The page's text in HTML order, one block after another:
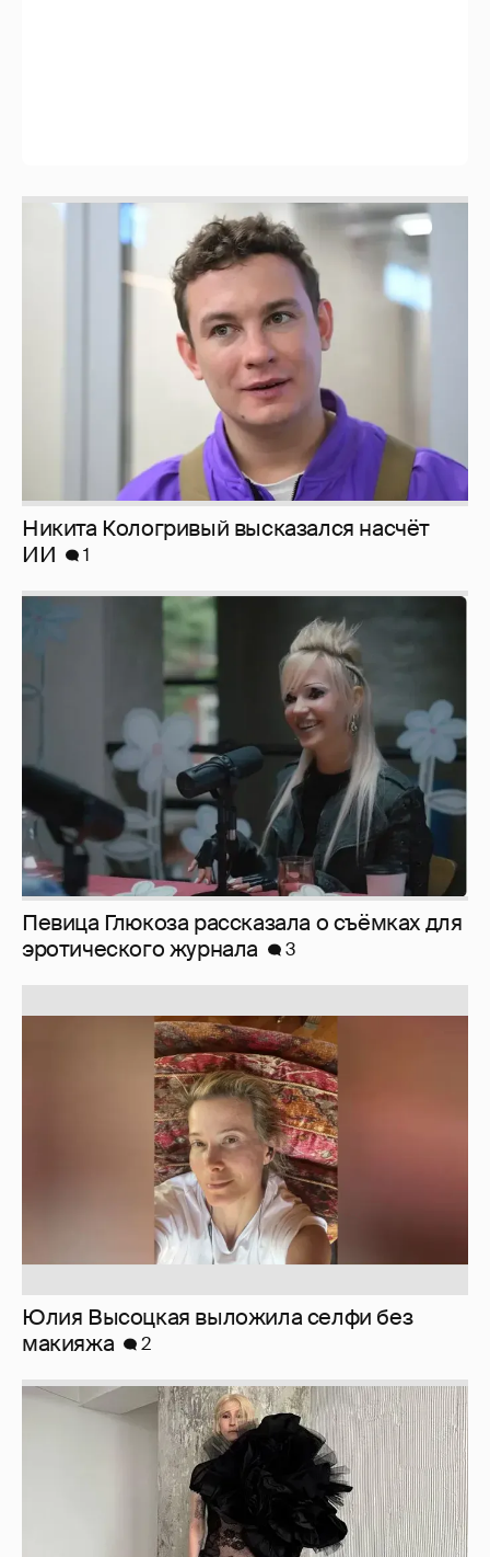
Никита Кологривый высказался насчёт
Певица Глюкоза рассказала о съёмках для
эротического журнала
3
Юлия Высоцкая выложила селфи без
Журналистка Сулим примерила новый